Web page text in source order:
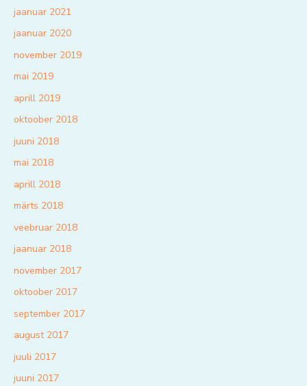
jaanuar 2021
jaanuar 2020
november 2019
mai 2019
aprill 2019
oktoober 2018
juuni 2018
mai 2018
aprill 2018
märts 2018
veebruar 2018
jaanuar 2018
november 2017
oktoober 2017
september 2017
august 2017
juuli 2017
juuni 2017